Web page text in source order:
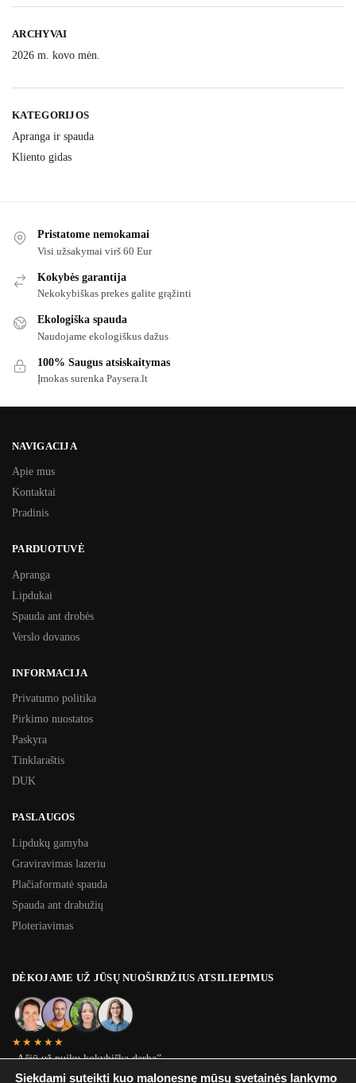
ARCHYVAI
2026 m. kovo mėn.
KATEGORIJOS
Apranga ir spauda
Kliento gidas
Pristatome nemokamai
Visi užsakymai virš 60 Eur
Kokybės garantija
Nekokybiškas prekes galite grąžinti
Ekologiška spauda
Naudojame ekologiškus dažus
100% Saugus atsiskaitymas
Įmokas surenka Paysera.lt
NAVIGACIJA
Apie mus
Kontaktai
Pradinis
PARDUOTUVĖ
Apranga
Lipdukai
Spauda ant drobės
Verslo dovanos
INFORMACIJA
Privatumo politika
Pirkimo nuostatos
Paskyra
Tinklaraštis
DUK
PASLAUGOS
Lipdukų gamyba
Graviravimas lazeriu
Plačiaformatė spauda
Spauda ant drabužių
Ploteriavimas
DĖKOJAME UŽ JŪSŲ NUOŠIRDŽIUS ATSILIEPIMUS
★★★★★
„Ačiū už puikų kokybišką darbą”
Jonas D.
Siekdami suteikti kuo malonesnę mūsų svetainės lankymo